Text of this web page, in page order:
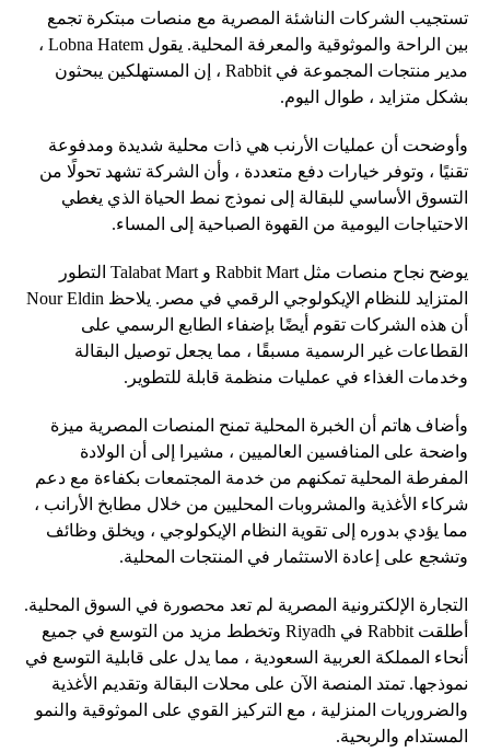
تستجيب الشركات الناشئة المصرية مع منصات مبتكرة تجمع
بين الراحة والموثوقية والمعرفة المحلية. يقول Lobna Hatem ،
مدير منتجات المجموعة في Rabbit ، إن المستهلكين يبحثون
بشكل متزايد ، طوال اليوم.
وأوضحت أن عمليات الأرنب هي ذات محلية شديدة ومدفوعة
تقنيًا ، وتوفر خيارات دفع متعددة ، وأن الشركة تشهد تحولًا من
التسوق الأساسي للبقالة إلى نموذج نمط الحياة الذي يغطي
الاحتياجات اليومية من القهوة الصباحية إلى المساء.
يوضح نجاح منصات مثل Rabbit Mart و Talabat Mart التطور
المتزايد للنظام الإيكولوجي الرقمي في مصر. يلاحظ Nour Eldin
أن هذه الشركات تقوم أيضًا بإضفاء الطابع الرسمي على
القطاعات غير الرسمية مسبقًا ، مما يجعل توصيل البقالة
وخدمات الغذاء في عمليات منظمة قابلة للتطوير.
وأضاف هاتم أن الخبرة المحلية تمنح المنصات المصرية ميزة
واضحة على المنافسين العالميين ، مشيرا إلى أن الولادة
المفرطة المحلية تمكنهم من خدمة المجتمعات بكفاءة مع دعم
شركاء الأغذية والمشروبات المحليين من خلال مطابخ الأرانب ،
مما يؤدي بدوره إلى تقوية النظام الإيكولوجي ، ويخلق وظائف
وتشجع على إعادة الاستثمار في المنتجات المحلية.
التجارة الإلكترونية المصرية لم تعد محصورة في السوق المحلية.
أطلقت Rabbit في Riyadh وتخطط مزيد من التوسع في جميع
أنحاء المملكة العربية السعودية ، مما يدل على قابلية التوسع في
نموذجها. تمتد المنصة الآن على محلات البقالة وتقديم الأغذية
والضروريات المنزلية ، مع التركيز القوي على الموثوقية والنمو
المستدام والربحية.